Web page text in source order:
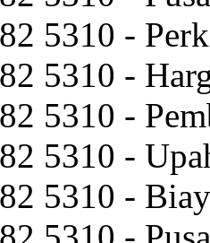
5310 -
5310 -
5310 -
5310 -
5310 -